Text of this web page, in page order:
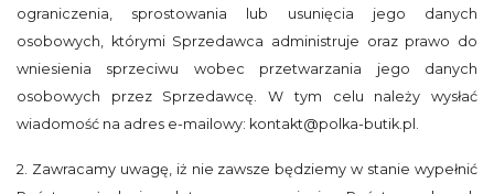
ograniczenia, sprostowania lub usunięcia jego danych
osobowych, którymi Sprzedawca administruje oraz prawo do
wniesienia sprzeciwu wobec przetwarzania jego danych
osobowych przez Sprzedawcę. W tym celu należy wysłać
wiadomość na adres e-mailowy: kontakt@polka-butik.pl.
2. Zawracamy uwagę, iż nie zawsze będziemy w stanie wypełnić